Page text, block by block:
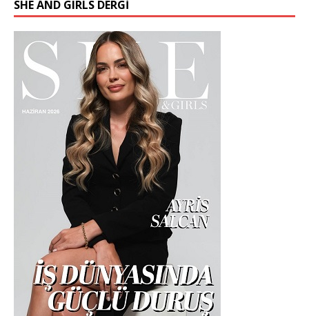
SHE AND GIRLS DERGİ